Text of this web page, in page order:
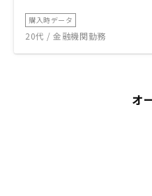
購入時データ
20代 / 金融機関勤務
オ